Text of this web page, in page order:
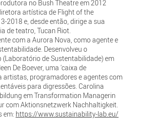
no Bush Theatre em 2012
artística de Flight of the
2018 e, desde então, dirige a sua
de teatro, Tucan Riot.
com a Aurora Nova, como agente e
Desenvolveu o
(Laboratório de Sustentabilidade) em
De Boever, uma 'caixa de
artistas, programadores e agentes com
para digressões. Carolina
em Transformation Managerin
com Aktionsnetzwerk Nachhaltigkeit.
em: https://www.sustainability-lab.eu/